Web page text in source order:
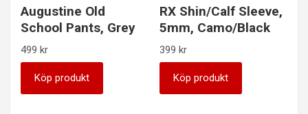
Augustine Old
School Pants, Grey
499 kr
Köp produkt
RX Shin/Calf Sleeve,
5mm, Camo/Black
399 kr
Köp produkt